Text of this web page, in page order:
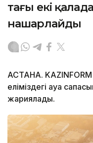
тағы екі
нашарлайды
АСТАНА.
еліміздегі ауа
жариялады.